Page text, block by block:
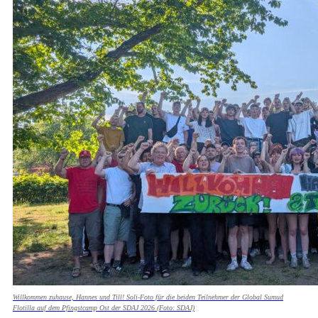
Willkommen zuhause, Hannes und Till! Soli-Foto für die beiden Teilnehmer der Global Sumud
Flotilla auf dem Pfingstcamp Ost der SDAJ 2026 (Foto: SDAJ)